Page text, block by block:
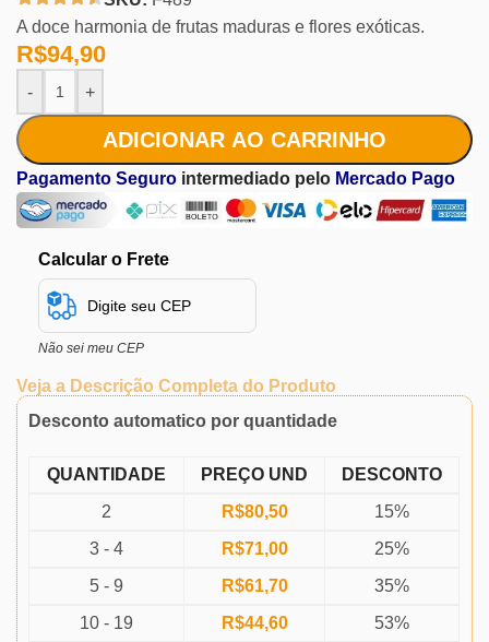
A doce harmonia de frutas maduras e flores exóticas.
R$94,90
- +
ADICIONAR AO CARRINHO
Pagamento Seguro intermediado pelo Mercado Pago
Calcular o Frete
Não sei meu CEP
Veja a Descrição Completa do Produto
Desconto automatico por quantidade
QUANTIDADE PREÇO UND
DESCONTO
2
R$80,50
15%
3 - 4
R$71,00
25%
5 - 9
R$61,70
35%
10 - 19
R$44,60
53%